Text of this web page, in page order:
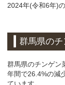
2024年(令和6年)
群馬県の
群馬県のチンゲン
年間で26.4%の減
ています。